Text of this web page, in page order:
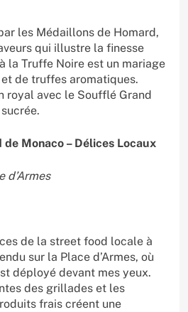
les Médaillons de Homard,
qui illustre la finesse
la Truffe Noire est un mariage
de truffes aromatiques.
royal avec le Soufflé Grand
Monaco – Délices Locaux
d’Armes
de la street food locale à
sur la Place d’Armes, où
déployé devant mes yeux.
des grillades et les
frais créent une